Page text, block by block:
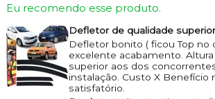
Eu recomendo esse produto.
Defletor de qualidade
Defletor bonito ( ficou Top no
excelente acabamento.
superior aos dos
instalação. Custo X Benefício
satisfatório.